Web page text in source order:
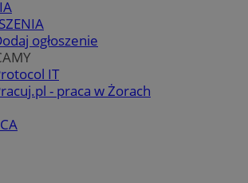
ogłoszenie
IT
- praca w Żorach